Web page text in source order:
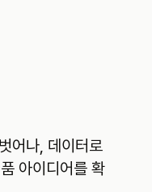
어나, 데이터로
아이디어를 확